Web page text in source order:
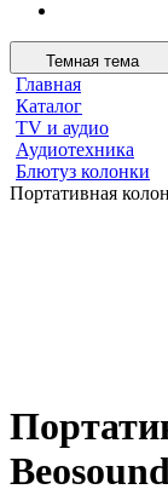
Темная тема
Главная
Каталог
TV и аудио
Аудиотехника
Блютуз колонки
Портативная